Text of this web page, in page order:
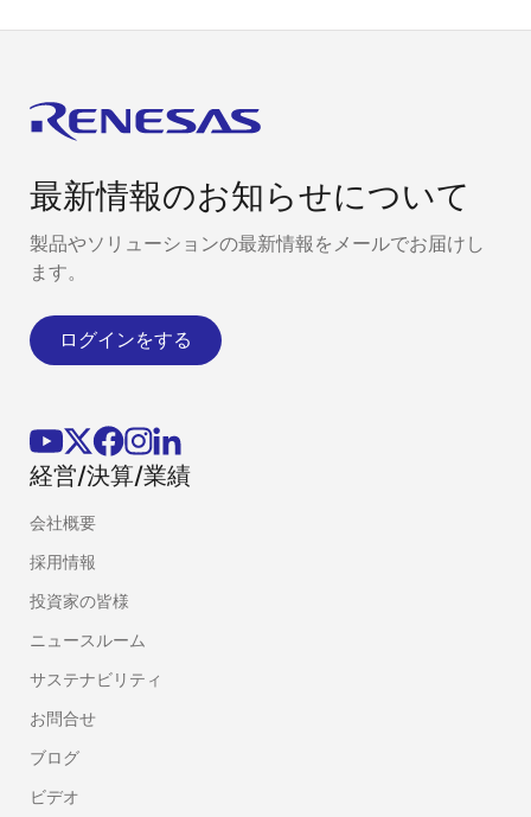
最新情報のお知らせについて
製品やソリューションの最新情報をメールでお届けし
ます。
ログインをする
経営/決算/業績
会社概要
採用情報
投資家の皆様
ニュースルーム
サステナビリティ
お問合せ
ブログ
ビデオ